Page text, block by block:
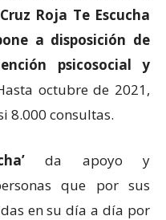
Roja Te Escucha
a disposición de
psicosocial y
octubre de 2021,
8.000 consultas.
da apoyo y
que por sus
en su día a día por